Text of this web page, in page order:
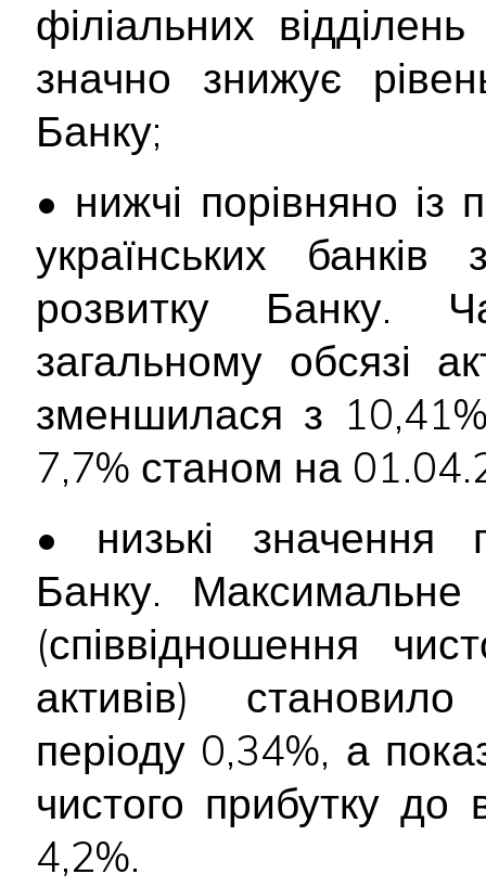
філіальних
значно знижує
Банку;
• нижчі порівняно
українських
розвитку Банку.
загальному обсязі
зменшилася з
7,7% станом на
• низькі значення
Банку.
(співвідношення
активів)
періоду 0,34%, а
чистого прибутку до
4,2%.